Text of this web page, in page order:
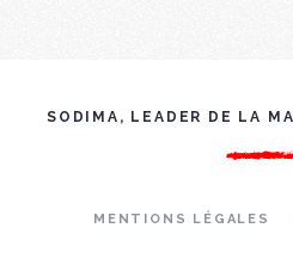
SODIMA, LEADER DE LA
MENTIONS LÉGALES